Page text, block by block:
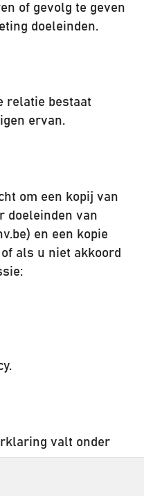
of gevolg te geven
doeleinden.
relatie bestaat
ervan.
om een kopij van
doeleinden van
en een kopie
als u niet akkoord
valt onder